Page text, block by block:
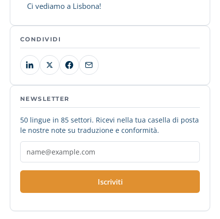
Ci vediamo a Lisbona!
CONDIVIDI
NEWSLETTER
50 lingue in 85 settori. Ricevi nella tua casella di posta
le nostre note su traduzione e conformità.
Iscriviti